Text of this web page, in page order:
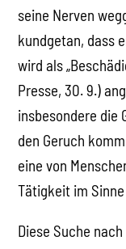
seine Nerven
kundgetan, dass
wird als
Presse, 30. 9.)
insbesondere die
den Geruch
eine von
Tätigkeit im
Diese Suche